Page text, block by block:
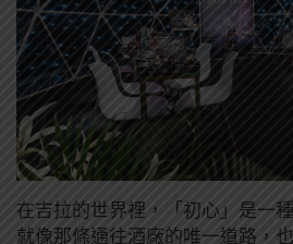
在吉拉的世界裡，「初心」是一
就像那條通往酒廠的唯一道路，